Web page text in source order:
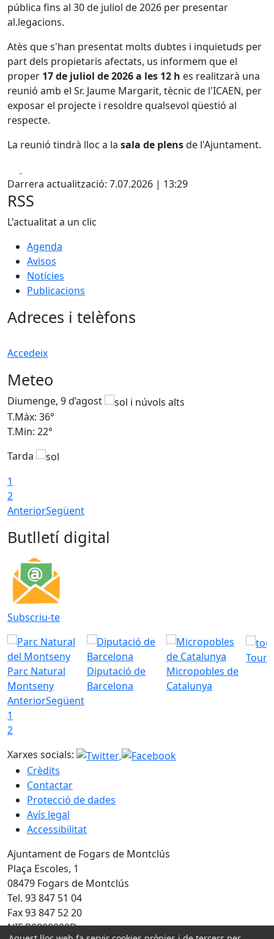
pública fins al 30 de juliol de 2026 per presentar
al.legacions.
Atès que s'han presentat molts dubtes i inquietuds per
part dels propietaris afectats, us informem que el
proper 17 de juliol de 2026 a les 12 h es realitzarà una
reunió amb el Sr. Jaume Margarit, tècnic de l'ICAEN, per
exposar el projecte i resoldre qualsevol qüestió al
respecte.
La reunió tindrà lloc a la sala de plensde l'Ajuntament.
Darrera actualització: 7.07.2026 | 13:29
RSS
L'actualitat a un clic
Agenda
Avisos
Notícies
Publicacions
Adreces i telèfons
Accedeix
Meteo
Diumenge, 9 d’agost
T.Màx: 36°
T.Min: 22°
Tarda
1
2
AnteriorSegüent
Butlletí digital
Subscriu-te
Parc Natural
Montseny
Diputació de
Barcelona
Micropobles de
Catalunya
AnteriorSegüent
1
2
Xarxes socials:
Crèdits
Contactar
Protecció de dades
Avís legal
Accessibilitat
Ajuntament de Fogars de Montclús
Plaça Escoles, 1
08479 Fogars de Montclús
Tel. 93 847 51 04
Fax 93 847 52 20
NIF P0808000D